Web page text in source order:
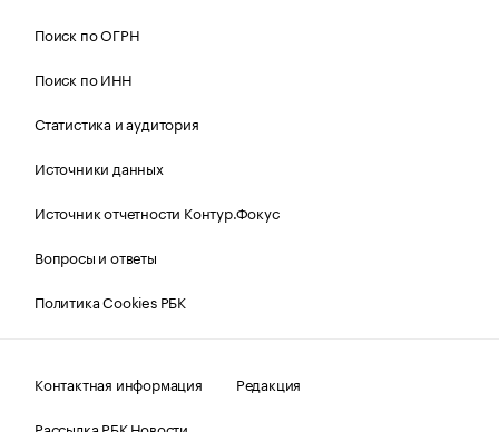
Поиск по ОГРН
Поиск по ИНН
Статистика и аудитория
Источники данных
Источник отчетности Контур.Фокус
Вопросы и ответы
Политика Cookies РБК
Контактная информация
Редакция